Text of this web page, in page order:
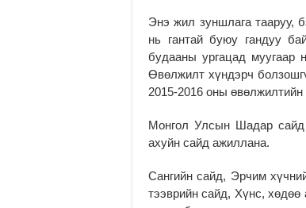
Энэ жил зуншлага тааруу,
нь гантай буюу гандуу
будааны ургацад муугаар
Өвөлжилт хүндэрч
2015-2016 оны
Монгол Улсын Шадар сайд
ахуйн сайд ажиллана.
Сангийн сайд, Эрчим
тээврийн сайд, Хүнс, хөдөө